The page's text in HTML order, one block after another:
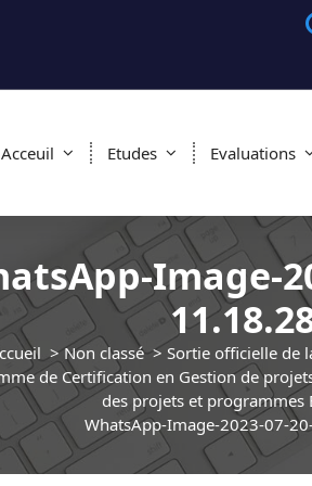
Acceuil Etudes Evaluations
Image-
>Non classé> Sortie officielle de
de Certification en Gestion de
des projets et programmes
WhatsApp-Image-2023-07-